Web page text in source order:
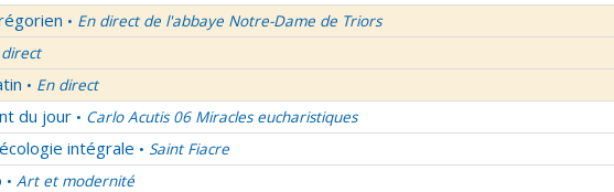
• En direct de l'abbaye Notre-Dame de Triors
• En direct
du jour • Carlo Acutis 06 Miracles eucharistiques
intégrale • Saint Fiacre
• Art et modernité